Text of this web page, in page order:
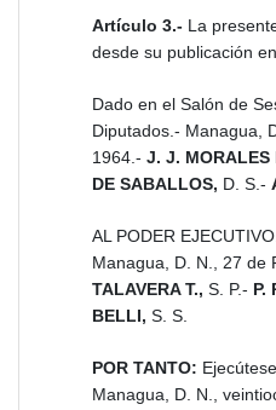
Artículo 3.- La
desde su publicación
Dado en el Salón de
Diputados.- Managua,
1964.- J. J. MORALES
DE SABALLOS, D. S.-
AL PODER EJECUTIVO.
Managua, D. N., 27 de
TALAVERA T., S. P.- P.
BELLI, S. S.
POR TANTO:
Managua, D. N.,